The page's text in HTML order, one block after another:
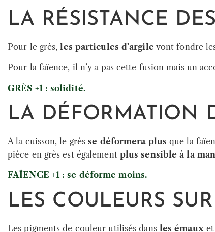
LA RÉSISTANCE
Pour le grès,les particules d’argile vont fondre
Pour la faïence, il n’y a pas cette fusion mais un
GRÈS +1 : solidité.
LA DÉFORMATION
A la cuisson, le grèsse déformera plusque la
pièce en grès est également plus sensible à la
FAÏENCE +1 : se déforme moins.
LES COULEURS
Les pigments de couleur utilisés dans les émaux